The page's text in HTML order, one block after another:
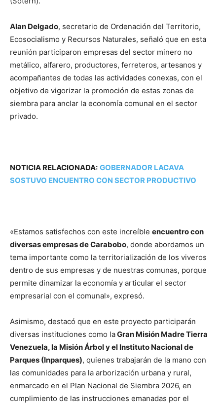
Alan Delgado, secretario de Ordenación del Territorio,
Ecosocialismo y Recursos Naturales, señaló que en esta
reunión participaron empresas del sector minero no
metálico, alfarero, productores, ferreteros, artesanos y
acompañantes de todas las actividades conexas, con el
objetivo de vigorizar la promoción de estas zonas de
siembra para anclar la economía comunal en el sector
privado.
NOTICIA RELACIONADA: GOBERNADOR LACAVA
SOSTUVO ENCUENTRO CON SECTOR PRODUCTIVO
«Estamos satisfechos con este increíble encuentro con
diversas empresas de Carabobo, donde abordamos un
tema importante como la territorialización de los viveros
dentro de sus empresas y de nuestras comunas, porque
permite dinamizar la economía y articular el sector
empresarial con el comunal», expresó.
Asimismo, destacó que en este proyecto participarán
diversas instituciones como laGran Misión Madre Tierra
Venezuela, la Misión Árbol y el Instituto Nacional de
Parques (Inparques), quienes trabajarán de la mano con
las comunidades para la arborización urbana y rural,
enmarcado en el Plan Nacional de Siembra 2026, en
cumplimiento de las instrucciones emanadas por el